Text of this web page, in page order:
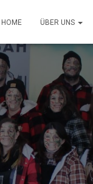
HOME ÜBER UNS